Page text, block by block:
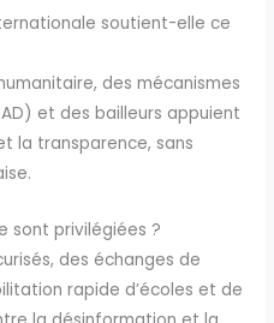
soutient-elle ce
des mécanismes
et des bailleurs appuient
la transparence, sans
sont privilégiées ?
des échanges de
rapide d’écoles et de